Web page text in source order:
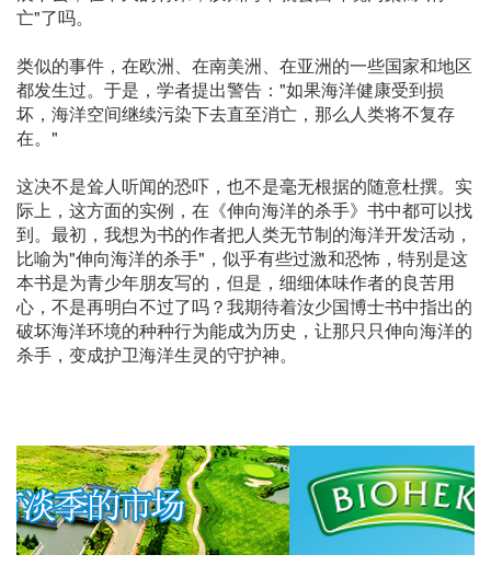
亡"了吗。
类似的事件，在欧洲、在南美洲、在亚洲的一些国家和地区
都发生过。于是，学者提出警告："如果海洋健康受到损
坏，海洋空间继续污染下去直至消亡，那么人类将不复存
在。"
这决不是耸人听闻的恐吓，也不是毫无根据的随意杜撰。实
际上，这方面的实例，在《伸向海洋的杀手》书中都可以找
到。最初，我想为书的作者把人类无节制的海洋开发活动，
比喻为"伸向海洋的杀手"，似乎有些过激和恐怖，特别是这
本书是为青少年朋友写的，但是，细细体味作者的良苦用
心，不是再明白不过了吗？我期待着汝少国博士书中指出的
破坏海洋环境的种种行为能成为历史，让那只只伸向海洋的
杀手，变成护卫海洋生灵的守护神。